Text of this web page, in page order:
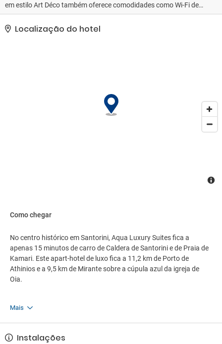
em estilo Art Déco também oferece comodidades como Wi-Fi de
cortesia, serviços de concierge e serviços de casamento. O
traslado (sobretaxa) leva você até a praia ou shopping center da
região.. As comodidades presentes incluem serviço de
Localização do hotel
Como chegar
No centro histórico em Santorini, Aqua Luxury Suites fica a
apenas 15 minutos de carro de Caldera de Santorini e de Praia de
Kamari. Este apart-hotel de luxo fica a 11,2 km de Porto de
Athinios e a 9,5 km de Mirante sobre a cúpula azul da igreja de
Oia.
Mais
Instalações